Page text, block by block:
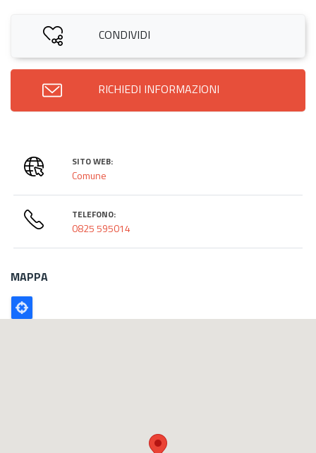
CONDIVIDI
RICHIEDI INFORMAZIONI
SITO WEB:
Comune
TELEFONO:
0825 595014
MAPPA
Poligono
GEO